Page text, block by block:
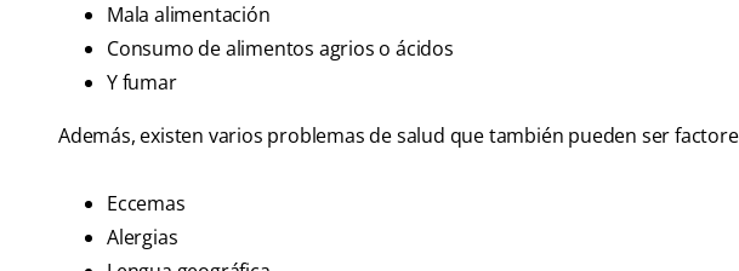
Mala alimentación
Consumo de alimentos agrios o ácidos
Y fumar
Además, existen varios problemas de salud que también pueden ser
Eccemas
Alergias